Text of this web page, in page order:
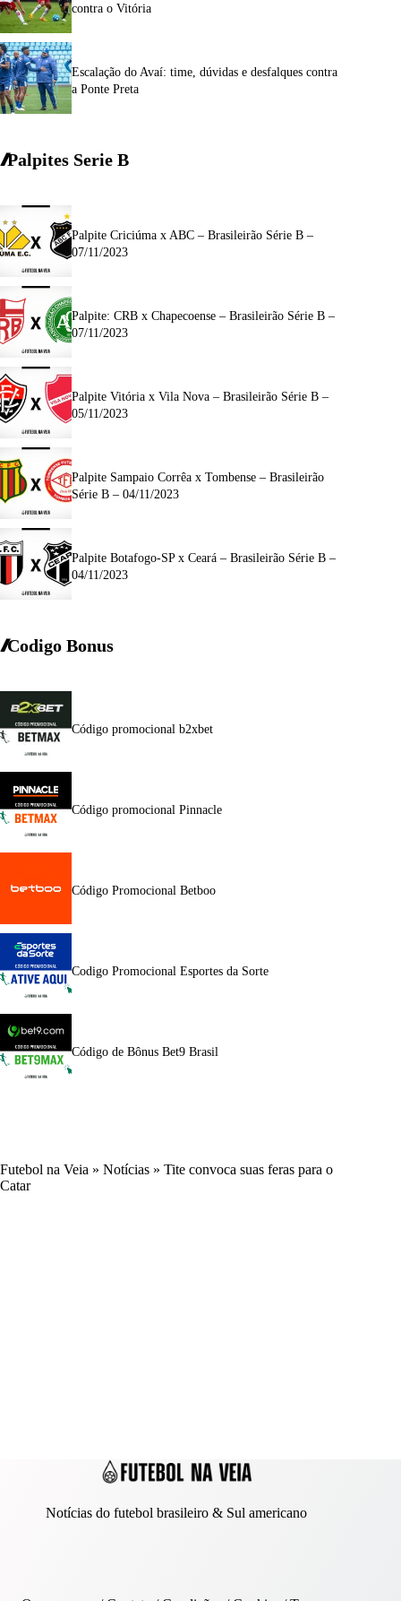
contra o Vitória
Escalação do Avaí: time, dúvidas e desfalques contra
a Ponte Preta
Palpites Serie B
Palpite Criciúma x ABC – Brasileirão Série B –
07/11/2023
Palpite: CRB x Chapecoense – Brasileirão Série B –
07/11/2023
Palpite Vitória x Vila Nova – Brasileirão Série B –
05/11/2023
Palpite Sampaio Corrêa x Tombense – Brasileirão
Série B – 04/11/2023
Palpite Botafogo-SP x Ceará – Brasileirão Série B –
04/11/2023
Codigo Bonus
Código promocional b2xbet
Código promocional Pinnacle
Código Promocional Betboo
Codigo Promocional Esportes da Sorte
Código de Bônus Bet9 Brasil
Futebol na Veia » Notícias » Tite convoca suas feras para o
Catar
Notícias do futebol brasileiro & Sul americano